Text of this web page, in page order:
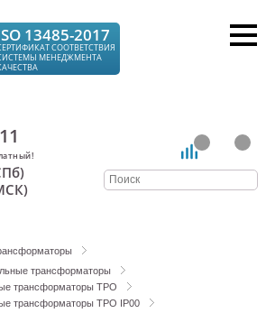
13485-2017
СООТВЕТСТВИЯ
МЕНЕДЖМЕНТА
трансформаторы
трансформаторы ТРО
трансформаторы ТРО IP00